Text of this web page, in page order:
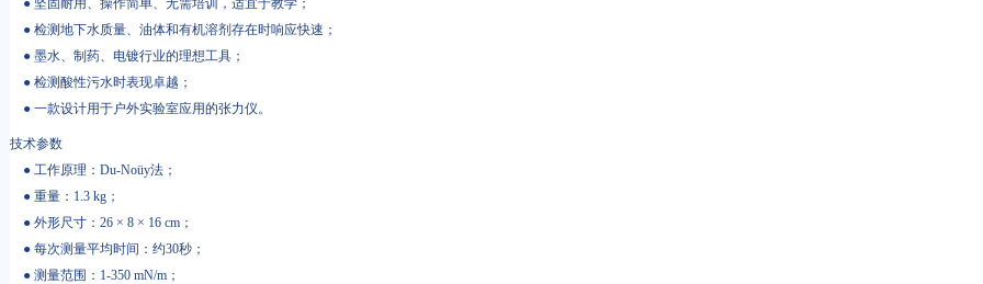
● 检测地下水质量、油体和有机溶剂存在时响应快速；
● 墨水、制药、电镀行业的理想工具；
● 检测酸性污水时表现卓越；
● 一款设计用于户外实验室应用的张力仪。
技术参数
● 工作原理：Du-Noüy法；
● 重量：1.3 kg；
● 外形尺寸：26 × 8 × 16 cm；
● 每次测量平均时间：约30秒；
● 测量范围：1-350 mN/m；